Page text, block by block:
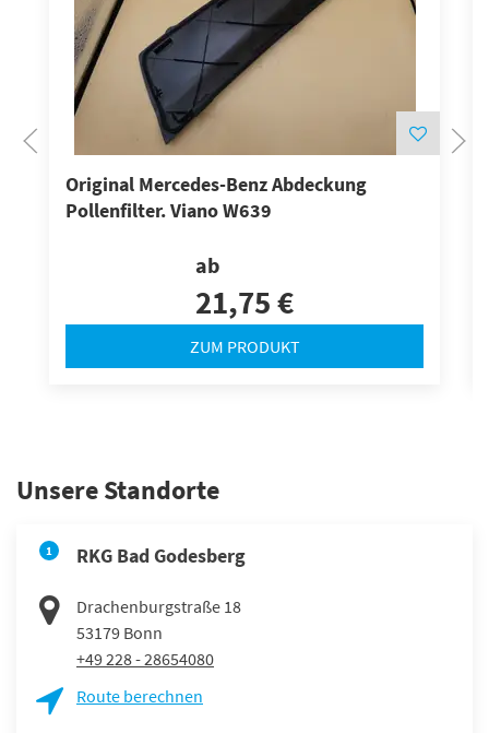
Original Mercedes-Benz Abdeckung
Pollenfilter. Viano W639
ab
21,75 €
ZUM PRODUKT
Unsere Standorte
1 RKG Bad Godesberg
Drachenburgstraße 18
53179 Bonn
+49 228 - 28654080
Route berechnen